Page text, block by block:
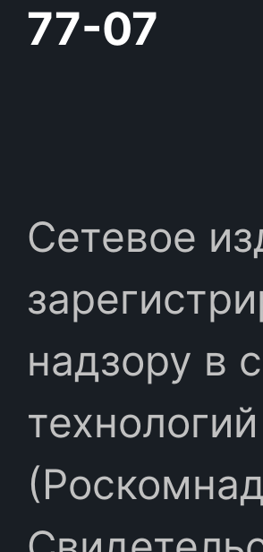
77-07
Сетевое
надзору в